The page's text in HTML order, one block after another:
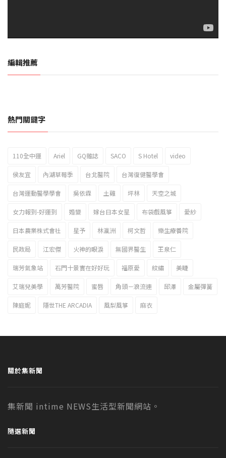
編輯推薦
2023新北市北海岸國際風箏節「風在石起」霸氣回歸
熱門關鍵字
110全中運 Ariel GQ雜誌 SACO S Hotel video
侯友宜 內湖草莓季 台北醫院 台灣復健醫學會
台灣運動醫學學會 吳依霖 土雞 坪林 天空之城
女力報到-好運到 婚變 嫁台日本女星 布袋戲風箏 愛紗
日本農業株式會社 星予 林瀛洲 柯文哲 樂生療養院
民政局 江宏傑 火神的眼淚 無國界醫生 王泉仁
瑞芳氣象站 石門十景實在好好玩 福原愛 紋繡 美睫
艾瑞兒美學 萬芳醫院 蜜唇 角頭－浪流連 邱澤 金屬彈簧
陳庭妮 隱世THE ARCADIA 風梨風箏 麻衣
關於集新聞
集新聞 intime NEWS生活型新聞網站。
隨選新聞